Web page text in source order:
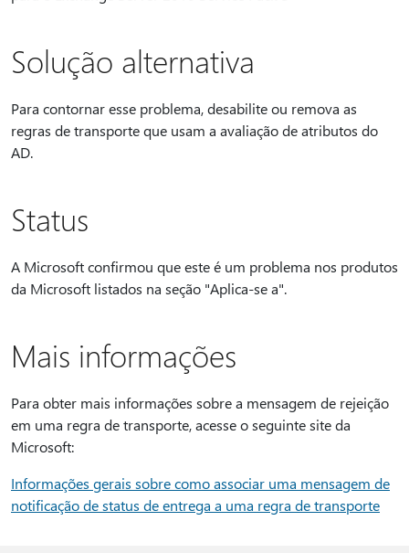
Solução alternativa
Para contornar esse problema, desabilite ou remova as
regras de transporte que usam a avaliação de atributos do
AD.
Status
A Microsoft confirmou que este é um problema nos produtos
da Microsoft listados na seção "Aplica-se a".
Mais informações
Para obter mais informações sobre a mensagem de rejeição
em uma regra de transporte, acesse o seguinte site da
Microsoft:
Informações gerais sobre como associar uma mensagem de
notificação de status de entrega a uma regra de transporte